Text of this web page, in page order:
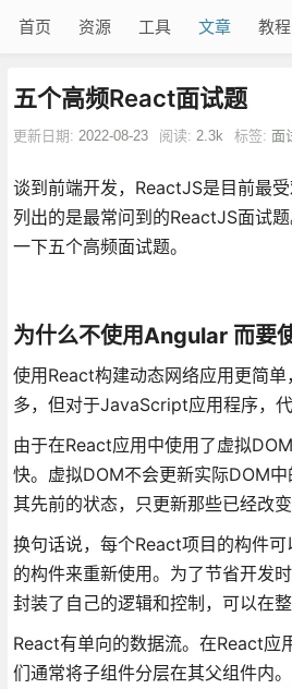
首页 资源 工具 文章 教程
五个高频React面试题
更新日期: 2022-08-23 阅读: 2.3k 标签: 面
谈到前端开发，ReactJS是目前最
列出的是最常问到的ReactJS面试
一下五个高频面试题。
为什么不使用Angular 而要
使用React构建动态网络应用更简
多，但对于JavaScript应用程序，代
由于在React应用中使用了虚拟
快。虚拟DOM不会更新实际DOM
其先前的状态，只更新那些已经改变
换句话说，每个React项目的构件
的构件来重新使用。为了节省开发
封装了自己的逻辑和控制，可以在整
React有单向的数据流。在React应
们通常将子组件分层在其父组件内